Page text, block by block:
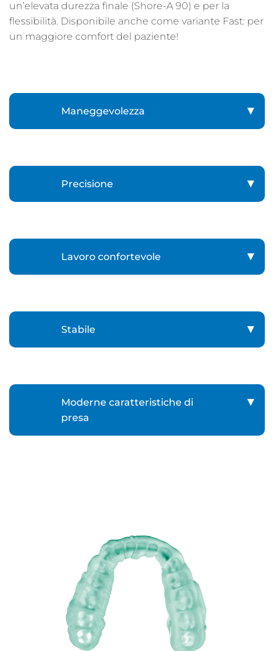
un’elevata durezza finale (Shore-A 90) e per la
flessibilità. Disponibile anche come variante Fast: per
un maggiore comfort del paziente!
Maneggevolezza
Precisione
Lavoro confortevole
Stabile
Moderne caratteristiche di
presa